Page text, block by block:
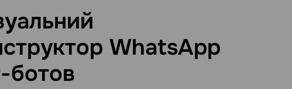
WhatsApp
ботов